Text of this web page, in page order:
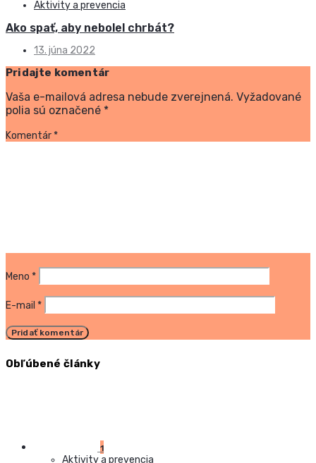
Aktivity a prevencia
Ako spať, aby nebolel chrbát?
13. júna 2022
Pridajte komentár
Vaša e-mailová adresa nebude zverejnená. Vyžadované
polia sú označené *
Komentár *
Meno *
E-mail *
Obľúbené články
1
Aktivity a prevencia